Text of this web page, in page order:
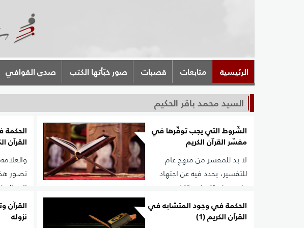
الرئيسية متابعات قصبات صور خبّأتها الكتب صدى القوافي
السيد محمد باقر الحكيم
الشّروط التي يجب توفّرها في
مفسّر القرآن الكريم
لا بد للمفسر من منهج عام
للتفسير، يحدد فيه عن اجتهاد
علمي طريقته في التفسير،
ووسائل الإثبات التي يستعملها، ومدى اعتماده على ظهور اللفظ
وعلى نصوص السنة، وعلى أخبار الآحاد، وعلى القرائن العقلية
القرآن
تصور
الإدراك
وبعدهم
الحكمة في وجود المتشابه في
القرآن الكريم (1)
نزوله